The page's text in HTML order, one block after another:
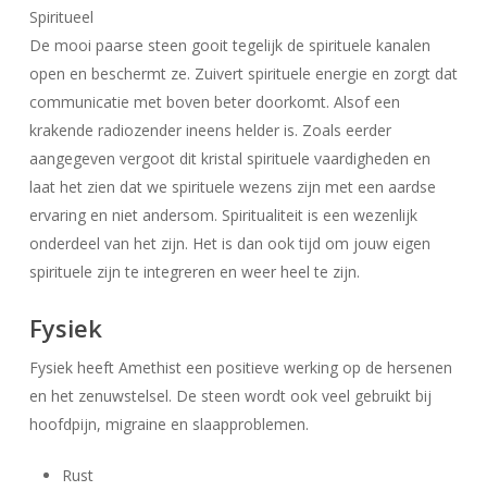
Geen producten in uw winkelwagen.
Spiritueel
De mooi paarse steen gooit tegelijk de spirituele kanalen
open en beschermt ze. Zuivert spirituele energie en zorgt dat
communicatie met boven beter doorkomt. Alsof een
krakende radiozender ineens helder is. Zoals eerder
aangegeven vergoot dit kristal spirituele vaardigheden en
laat het zien dat we spirituele wezens zijn met een aardse
ervaring en niet andersom. Spiritualiteit is een wezenlijk
onderdeel van het zijn. Het is dan ook tijd om jouw eigen
spirituele zijn te integreren en weer heel te zijn.
Fysiek
Fysiek heeft Amethist een positieve werking op de hersenen
en het zenuwstelsel. De steen wordt ook veel gebruikt bij
hoofdpijn, migraine en slaapproblemen.
Rust